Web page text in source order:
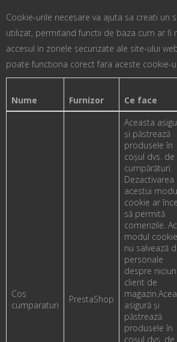
Cookie-urile necesare va ajuta sa creati un
utilizat, permitand functii de baza cum ar fi
accesul in zonele securizate ale site-ului
poate functiona corect fara aceste cookie-
Nume Furnizor Ce face
Cos
cumparaturi
PrestaShop
Aceasta
și păstrează
produsele în
coșul dvs. de
cumpărături.
Dezactivarea
acestui
cookie ar
să permită
comenzile.
modul cookie
nu salvează
personale
despre niciun
client de
magazin.
asigură și
păstrează
produsele în
coșul dvs. de